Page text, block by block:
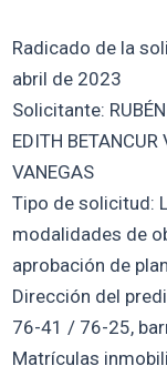
Radicado de la
abril de 2023
Solicitante:
EDITH
VANEGAS
Tipo de solicitud:
modalidades de
aprobación de
Dirección del
76-41 / 76-25,
Matrículas